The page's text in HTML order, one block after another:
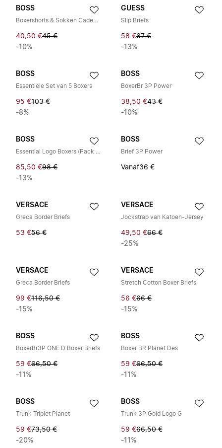
BOSS
Boxershorts & Sokken Cadeauset
40,50 €45 €
-10%
GUESS
Slip Briefs
58 €67 €
-13%
BOSS
Essentiële Set van 5 Boxers
95 €103 €
-8%
BOSS
BoxerBr 3P Power
38,50 €43 €
-10%
BOSS
Essential Logo Boxers (Pack of 5)
85,50 €98 €
-13%
BOSS
Brief 3P Power
Vanaf36 €
VERSACE
Greca Border Briefs
53 €56 €
VERSACE
Jockstrap van Katoen-Jersey
49,50 €66 €
-25%
VERSACE
Greca Border Briefs
99 €116,50 €
-15%
VERSACE
Stretch Cotton Boxer Briefs
56 €66 €
-15%
BOSS
BoxerBr3P ONE D Boxer Briefs
59 €66,50 €
-11%
BOSS
Boxer BR Planet Des
59 €66,50 €
-11%
BOSS
Trunk Triplet Planet
59 €73,50 €
-20%
BOSS
Trunk 3P Gold Logo G
59 €66,50 €
-11%